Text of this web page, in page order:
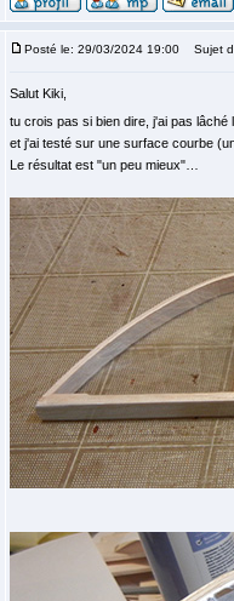
Posté le: 29/03/2024 19:00 Sujet
Salut Kiki,
tu crois pas si bien dire, j'ai pas lâché
et j'ai testé sur une surface courbe
Le résultat est "un peu mieux"…